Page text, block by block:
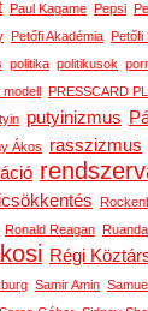
Paul Kagame Pepsi
Petőfi Akadémia Petőfi
politika politikusok
PRESSCARD
putyinizmus
Ákos rasszizmus
Ronald Reagan Ruanda
Régi
Samir Amin